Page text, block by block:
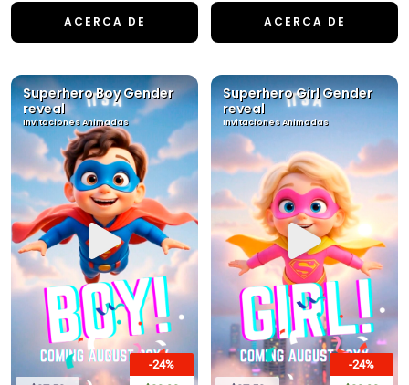
ACERCA DE ACERCA DE
Superhero Boy Gender
reveal
Invitaciones Animadas
-24%
Superhero Girl Gender
reveal
Invitaciones Animadas
-24%